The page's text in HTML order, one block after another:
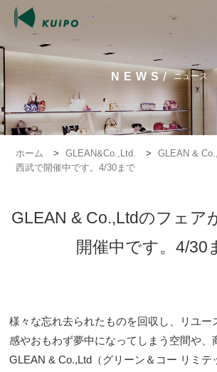
NEWS/ ニュース
ホーム > GLEAN&Co.,Ltd. >
GLEAN &
西武で開催中です。4/30まで
GLEAN & Co.,Ltdのフェア
開催中です。4/30
様々な忘れ去られたものを回収し、リユー
感やおもわず夢中になってしまう空間や、
GLEAN & Co.,Ltd（グリーン＆コー リミテ